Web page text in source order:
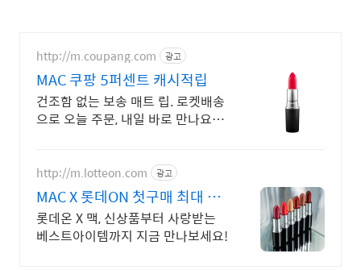
http://m.coupang.com 광고
MAC 쿠팡 5퍼센트 캐시적립
건조함 없는 보송 매트 립. 로켓배송
으로 오늘 주문, 내일 바로 만나요!
http://m.lotteon.com 광고
MAC X 롯데ON 첫구매 최대 5
천원 혜택!
롯데온 X 맥, 신상품부터 사랑받는
베스트아이템까지 지금 만나보세요!